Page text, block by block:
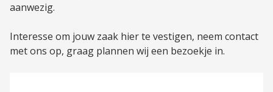
aanwezig.
Interesse om jouw zaak hier te vestigen, neem contact
met ons op, graag plannen wij een bezoekje in.